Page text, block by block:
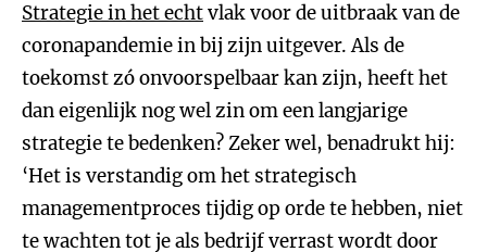
Strategie in het echtvlak voor de uitbraak van de
coronapandemie in bij zijn uitgever. Als de
toekomst zó onvoorspelbaar kan zijn, heeft het
dan eigenlijk nog wel zin om een langjarige
strategie te bedenken? Zeker wel, benadrukt hij:
‘Het is verstandig om het strategisch
managementproces tijdig op orde te hebben, niet
te wachten tot je als bedrijf verrast wordt door